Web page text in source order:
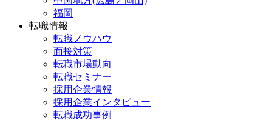
福岡
転職情報
転職ノウハウ
面接対策
転職市場動向
転職セミナー
採用企業情報
採用企業インタビュー
転職成功事例